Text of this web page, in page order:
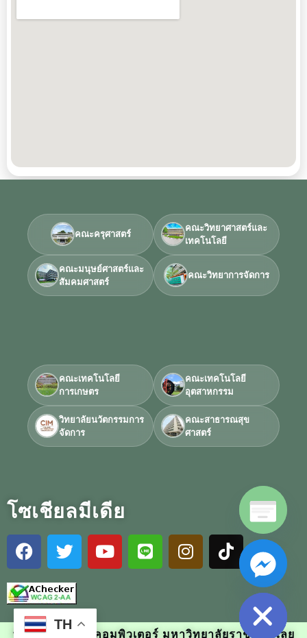
คณะครุศาสตร์
คณะวิทยาศาสตร์และ
เทคโนโลยี
คณะมนุษย์ศาสตร์และ
สัมคมศาสตร์
คณะวิทยาการจัดการ
คณะเทคโนโลยี
การเกษตร
คณะเทคโนโลยี
อุตสาหกรรม
วิทยาลัยนวัตกรรมการ
จัดการ
คณะสาธารณสุข
ศาสตร์
โซเชียลมีเดีย
พัฒนาโดย ศูนย์คอมพิวเตอร์ มหาวิทยาลัยราชภัฏวไลย
TH
Hide chaty